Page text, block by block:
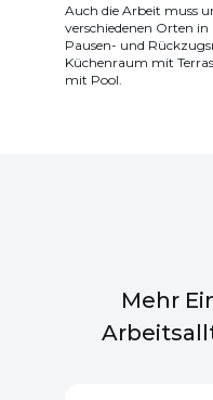
Auch die Arbeit muss
verschiedenen Orten
Pausen- und
Küchenraum mit
mit Pool.
Mehr